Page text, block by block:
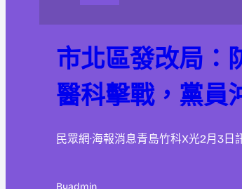
市北區發改局：
醫科擊戰，黨員
民眾網·海報消息青島竹科X光2月3日
Byadmin